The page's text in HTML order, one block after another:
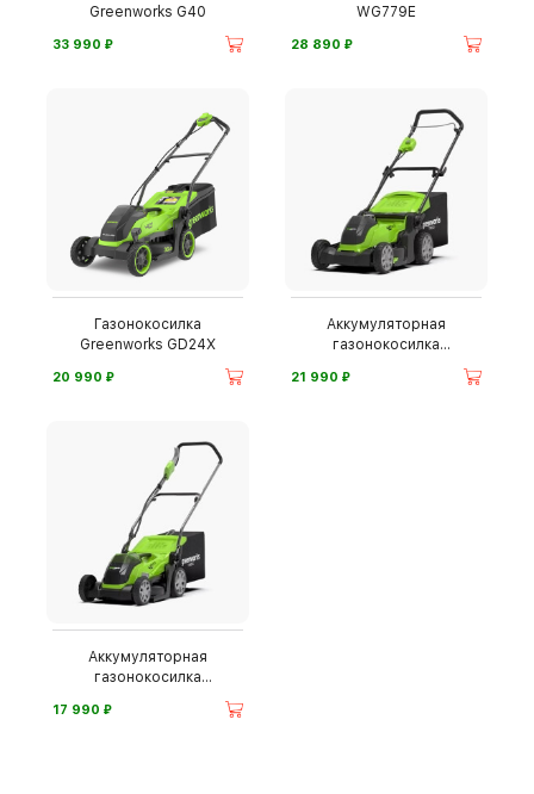
Greenworks G40
33 990 ⃏
WG779E
28 890 ⃏
Газонокосилка
Greenworks GD24X
20 990 ⃏
Аккумуляторная
газонокосилка
21 990 ⃏
Аккумуляторная
газонокосилка
17 990 ⃏